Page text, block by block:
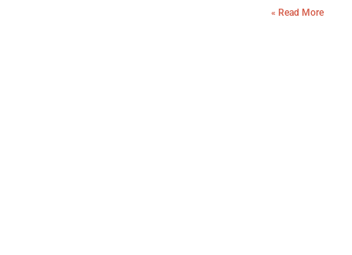
Read More »